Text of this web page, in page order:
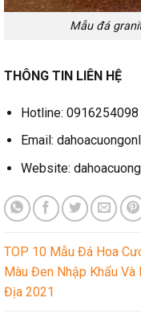
Mẫu đá
THÔNG TIN LIÊN HỆ
Hotline: 0916254098
Email:
Website:
TOP 10 Mẫu Đá Hoa
Màu Đen Nhập Khẩu Và
Địa 2021